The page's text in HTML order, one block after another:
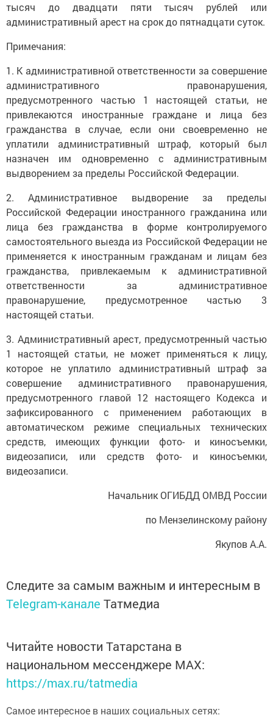
тысяч до двадцати пяти тысяч рублей или
административный арест на срок до пятнадцати суток.
Примечания:
1. К административной ответственности за совершение
административного правонарушения,
предусмотренного частью 1 настоящей статьи, не
привлекаются иностранные граждане и лица без
гражданства в случае, если они своевременно не
уплатили административный штраф, который был
назначен им одновременно с административным
выдворением за пределы Российской Федерации.
2. Административное выдворение за пределы
Российской Федерации иностранного гражданина или
лица без гражданства в форме контролируемого
самостоятельного выезда из Российской Федерации не
применяется к иностранным гражданам и лицам без
гражданства, привлекаемым к административной
ответственности за административное
правонарушение, предусмотренное частью 3
настоящей статьи.
3. Административный арест, предусмотренный частью
1 настоящей статьи, не может применяться к лицу,
которое не уплатило административный штраф за
совершение административного правонарушения,
предусмотренного главой 12 настоящего Кодекса и
зафиксированного с применением работающих в
автоматическом режиме специальных технических
средств, имеющих функции фото- и киносъемки,
видеозаписи, или средств фото- и киносъемки,
видеозаписи.
Начальник ОГИБДД ОМВД России
по Мензелинскому району
Якупов А.А.
Следите за самым важным и интересным в
Telegram-канале Татмедиа
Читайте новости Татарстана в
национальном мессенджере MАХ:
https://max.ru/tatmedia
Самое интересное в наших социальных сетях: